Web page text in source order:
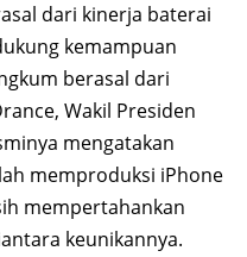
dari kinerja baterai
kemampuan
berasal dari
Wakil Presiden
mengatakan
memproduksi iPhone
mempertahankan
keunikannya.